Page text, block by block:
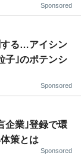
Sponsored
する…アイシン
子｣のポテンシ
Sponsored
企業｣登録で環
策とは
Sponsored